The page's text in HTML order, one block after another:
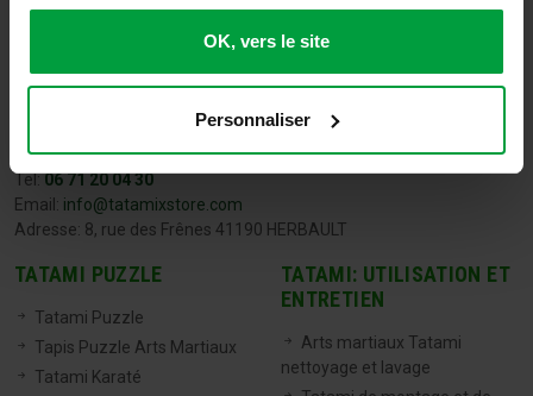
accepter ou ajustez manuellement vos préférences.
OK, vers le site
Personnaliser
Tel:06 71 20 04 30
Email: info@tatamixstore.com
Adresse: 8, rue des Frênes 41190 HERBAULT
TATAMI PUZZLE
Tatami Puzzle
Tapis Puzzle Arts Martiaux
Tatami Karaté
TATAMI: UTILISATION ET
ENTRETIEN
Arts martiaux Tatami
nettoyage et lavage